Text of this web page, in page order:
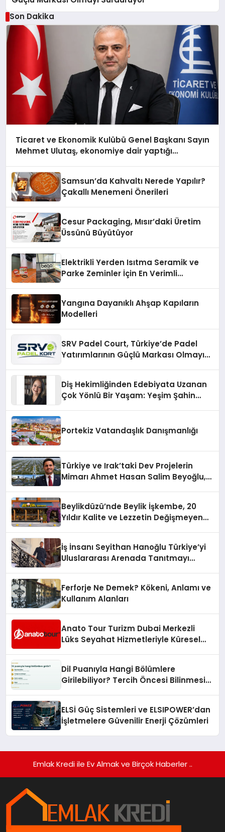
Son Dakika
Ticaret ve Ekonomik Kulübü Genel Başkanı Sayın
Mehmet Ulutaş, ekonomiye dair yaptığı
Samsun’da Kahvaltı Nerede Yapılır?
Çakallı Menemeni Önerileri
Cesur Packaging, Mısır’daki Üretim
Üssünü Büyütüyor
Elektrikli Yerden Isıtma Seramik ve
Parke Zeminler İçin En Verimli
Yangına Dayanıklı Ahşap Kapıların
Modelleri
SRV Padel Court, Türkiye’de Padel
Yatırımlarının Güçlü Markası Olmayı
Diş Hekimliğinden Edebiyata Uzanan
Çok Yönlü Bir Yaşam: Yeşim Şahin
Portekiz Vatandaşlık Danışmanlığı
Türkiye ve Irak’taki Dev Projelerin
Mimarı Ahmet Hasan Salim Beyoğlu,
Hayata Geçirecek
Beylikdüzü’nde Beylik İşkembe, 20
Yıldır Kalite ve Lezzetin Değişmeyen
İş İnsanı Seyithan Hanoğlu Türkiye’yi
Uluslararası Arenada Tanıtmayı
Ferforje Ne Demek? Kökeni, Anlamı ve
Kullanım Alanları
Anato Tour Turizm Dubai Merkezli
Lüks Seyahat Hizmetleriyle Küresel
Dil Puanıyla Hangi Bölümlere
Girilebiliyor? Tercih Öncesi Bilinmesi
ELSİ Güç Sistemleri ve ELSIPOWER’dan
İşletmelere Güvenilir Enerji Çözümleri
Emlak Kredi ile Ev Almak ve Birçok Haberler ..